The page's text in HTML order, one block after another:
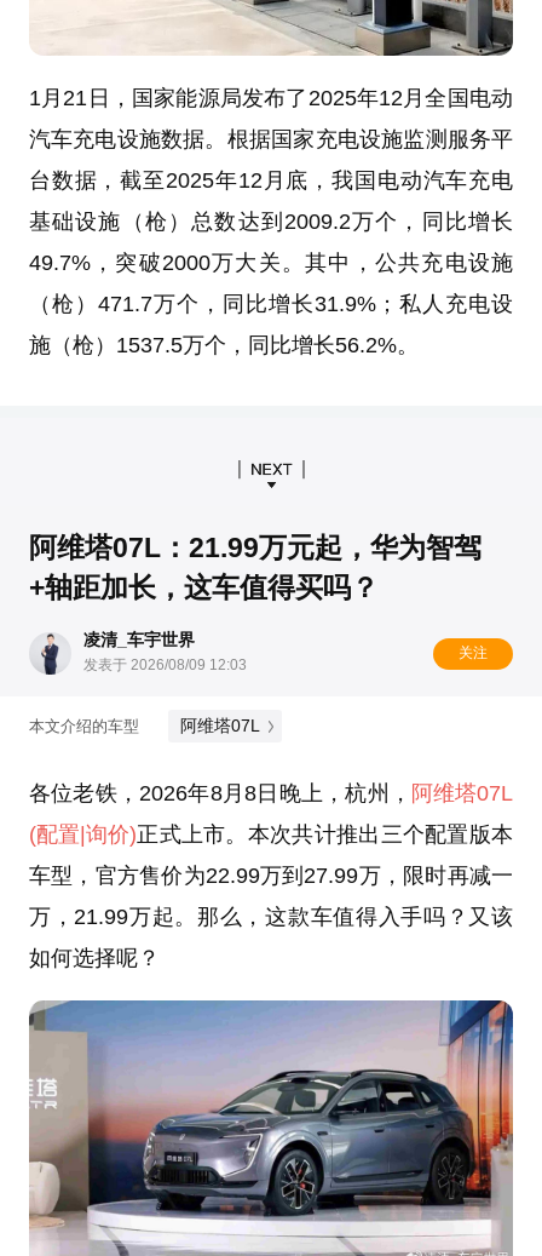
1月21日，国家能源局发布了2025年12月全国电动
汽车充电设施数据。根据国家充电设施监测服务平
台数据，截至2025年12月底，我国电动汽车充电
基础设施（枪）总数达到2009.2万个，同比增长
49.7%，突破2000万大关。其中，公共充电设施
（枪）471.7万个，同比增长31.9%；私人充电设
施（枪）1537.5万个，同比增长56.2%。
阿维塔07L：21.99万元起，华为智驾
+轴距加长，这车值得买吗？
凌清_车宇世界
发表于 2026/08/09 12:03
关注
本文介绍的车型 阿维塔07L
各位老铁，2026年8月8日晚上，杭州， 阿维塔07L
(配置 |询价)正式上市。本次共计推出三个配置版本
车型，官方售价为22.99万到27.99万，限时再减一
万，21.99万起。那么，这款车值得入手吗？又该
如何选择呢？